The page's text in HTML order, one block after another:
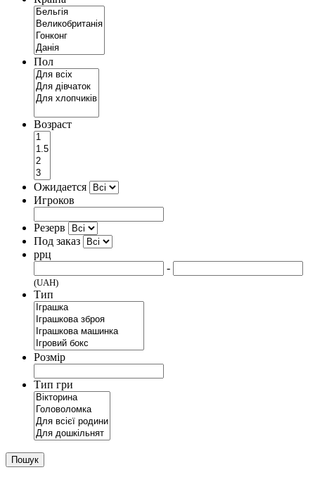
Пол
Возраст
Ожидается
Игроков
Резерв
Под заказ
ррц
-
(UAH)
Тип
Розмір
Тип гри
Пошук